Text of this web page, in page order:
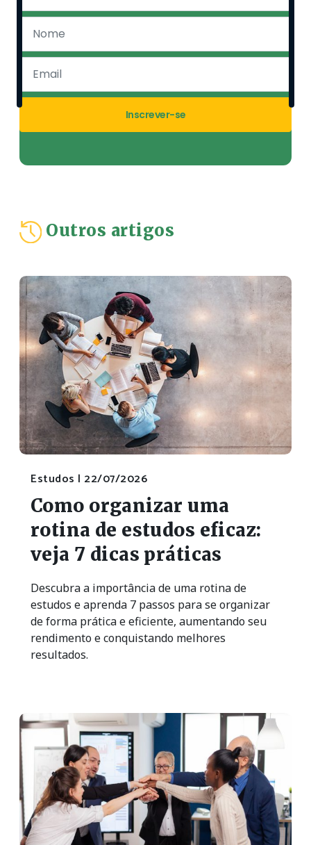
Inscrever-se
Outros artigos
Estudos | 22/07/2026
Como organizar uma
rotina de estudos eficaz:
veja 7 dicas práticas
Descubra a importância de uma rotina de
estudos e aprenda 7 passos para se organizar
de forma prática e eficiente, aumentando seu
rendimento e conquistando melhores
resultados.